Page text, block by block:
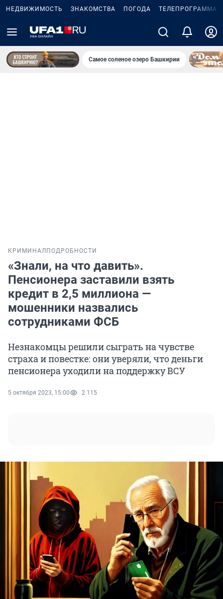
НЕДВИЖИМОСТЬ ЗНАКОМСТВА ПОГОДА ТЕЛЕПРОГРАММА
Самое соленое озеро Башкирии
КРИМИНАЛ ПОДРОБНОСТИ
«Знали, на что давить».
Пенсионера заставили взять
кредит в 2,5 миллиона —
мошенники назвались
сотрудниками ФСБ
Незнакомцы решили сыграть на чувстве
страха и повестке: они уверяли, что деньги
пенсионера уходили на поддержку ВСУ
5 октября 2023, 15:00 2 115